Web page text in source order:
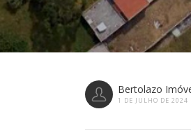
Bertolazo
1 DE JULHO DE 2024